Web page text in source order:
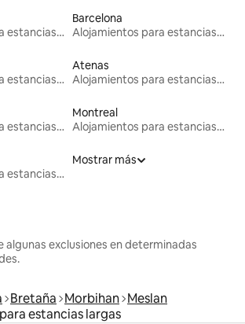
Alojamientos para estancias largas
Barcelona
Alojamientos para estancias largas
Alojamientos para estancias largas
Atenas
Alojamientos para estancias largas
Alojamientos para estancias largas
Montreal
Alojamientos para estancias largas
Alojamientos para estancias largas
Mostrar más
algunas exclusiones en determinadas
Bretaña Morbihan Meslan
estancias largas